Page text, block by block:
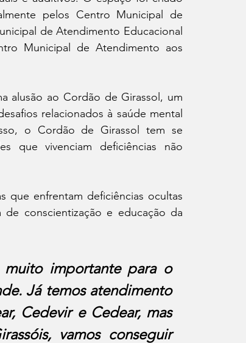
pelos Centro Municipal de
de Atendimento Educacional
Municipal de Atendimento aos
alusão ao Cordão de Girassol, um
relacionados à saúde mental
o Cordão de Girassol tem se
que vivenciam deficiências não
que enfrentam deficiências ocultas
conscientização e educação da
importante para o
Já temos atendimento
Cedevir e Cedear, mas
vamos conseguir